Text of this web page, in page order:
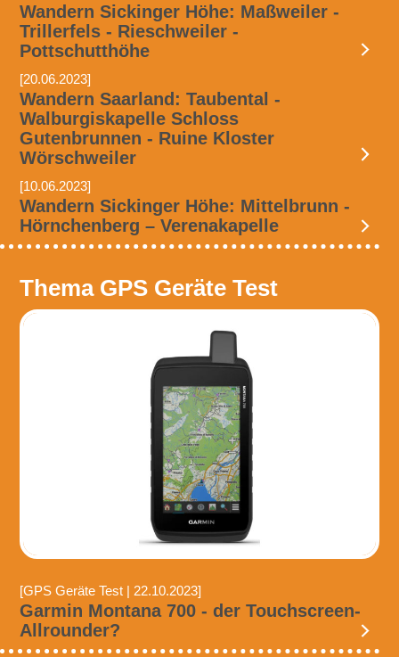
Wandern Sickinger Höhe: Maßweiler -
Trillerfels - Rieschweiler -
Pottschutthöhe
[20.06.2023]
Wandern Saarland: Taubental -
Walburgiskapelle Schloss
Gutenbrunnen - Ruine Kloster
Wörschweiler
[10.06.2023]
Wandern Sickinger Höhe: Mittelbrunn -
Hörnchenberg – Verenakapelle
Thema GPS Geräte Test
[GPS Geräte Test | 22.10.2023]
Garmin Montana 700 - der Touchscreen-
Allrounder?